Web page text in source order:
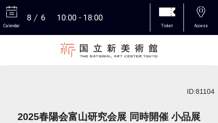
Calendar
8 6 10:00 18:00
Ticket Access
ID:81104
2025春陽会富山研究会展 同時開催 小品展